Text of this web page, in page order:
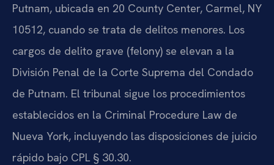
Putnam, ubicada en 20 County Center, Carmel, NY
10512, cuando se trata de delitos menores. Los
cargos de delito grave (felony) se elevan a la
División Penal de la Corte Suprema del Condado
de Putnam. El tribunal sigue los procedimientos
establecidos en la Criminal Procedure Law de
Nueva York, incluyendo las disposiciones de juicio
rápido bajo CPL § 30.30.